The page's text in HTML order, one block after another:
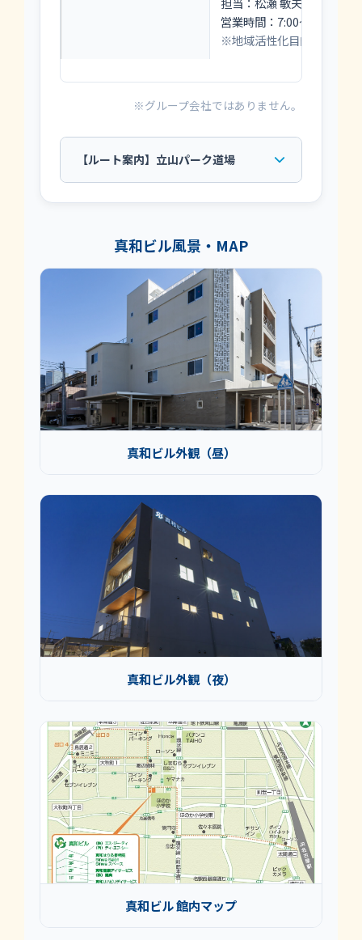
営業時間：7:00～17:00 /
※地域活性化目的で運営し
※グループ会社ではありません。
【ルート案内】立山パーク道場
真和ビル風景・MAP
真和ビル外観（昼）
真和ビル外観（夜）
真和ビル 館内マップ